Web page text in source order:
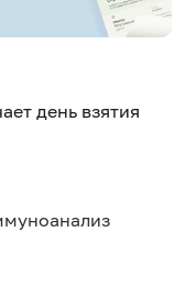
день взятия